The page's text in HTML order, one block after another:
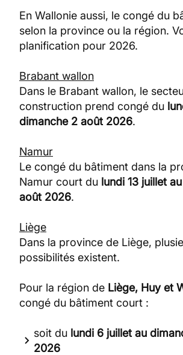
En Wallonie aussi, le congé du
selon la province ou la région.
planification pour 2026.
Brabant wallon
Dans le Brabant wallon, le
construction prend congé du
dimanche 2 août 2026.
Namur
Le congé du bâtiment dans la
Namur court du lundi 13 juillet
août 2026.
Liège
Dans la province de Liège,
possibilités existent.
Pour la région de Liège, Huy et
congé du bâtiment court :
soit du lundi 6 juillet au
2026